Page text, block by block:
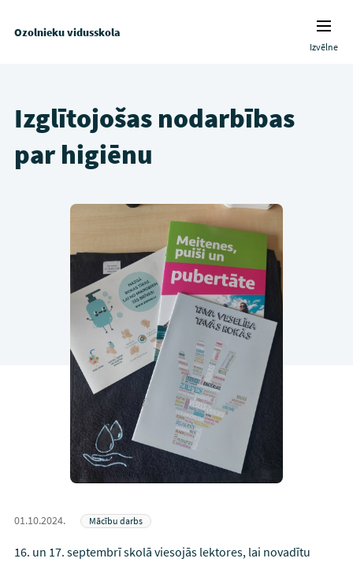
Ozolnieku vidusskola
Izvēlne
Izglītojošas nodarbības
par higiēnu
01.10.2024. Mācību darbs
16. un 17. septembrī skolā viesojās lektores, lai novadītu